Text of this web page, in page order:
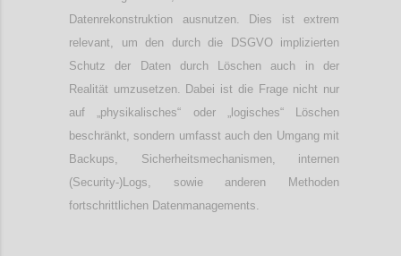
Datenrekonstruktion ausnutzen. Dies ist extrem
relevant, um den durch die DSGVO implizierten
Schutz der Daten durch Löschen auch in der
Realität umzusetzen. Dabei ist die Frage nicht nur
auf „physikalisches“ oder „logisches“ Löschen
beschränkt, sondern umfasst auch den Umgang mit
Backups, Sicherheitsmechanismen, internen
(Security-)Logs, sowie anderen Methoden
fortschrittlichen Datenmanagements.